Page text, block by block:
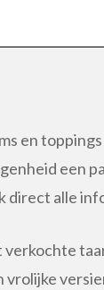
en
een
direct alle
verkochte
vrolijke